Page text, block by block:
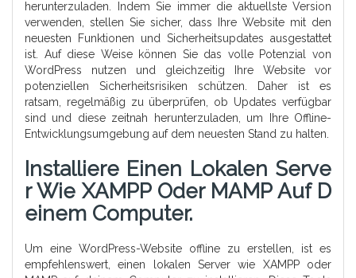
herunterzuladen. Indem Sie immer die aktuellste Version
verwenden, stellen Sie sicher, dass Ihre Website mit den
neuesten Funktionen und Sicherheitsupdates ausgestattet
ist. Auf diese Weise können Sie das volle Potenzial von
WordPress nutzen und gleichzeitig Ihre Website vor
potenziellen Sicherheitsrisiken schützen. Daher ist es
ratsam, regelmäßig zu überprüfen, ob Updates verfügbar
sind und diese zeitnah herunterzuladen, um Ihre Offline-
Entwicklungsumgebung auf dem neuesten Stand zu halten.
Installiere Einen Lokalen Serve
R Wie XAMPP Oder MAMP Auf D
Einem Computer.
Um eine WordPress-Website offline zu erstellen, ist es
empfehlenswert, einen lokalen Server wie XAMPP oder